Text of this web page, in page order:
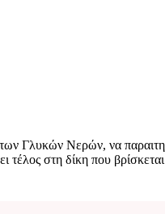
Γλυκών Νερών, να
στη δίκη που βρίσκεται